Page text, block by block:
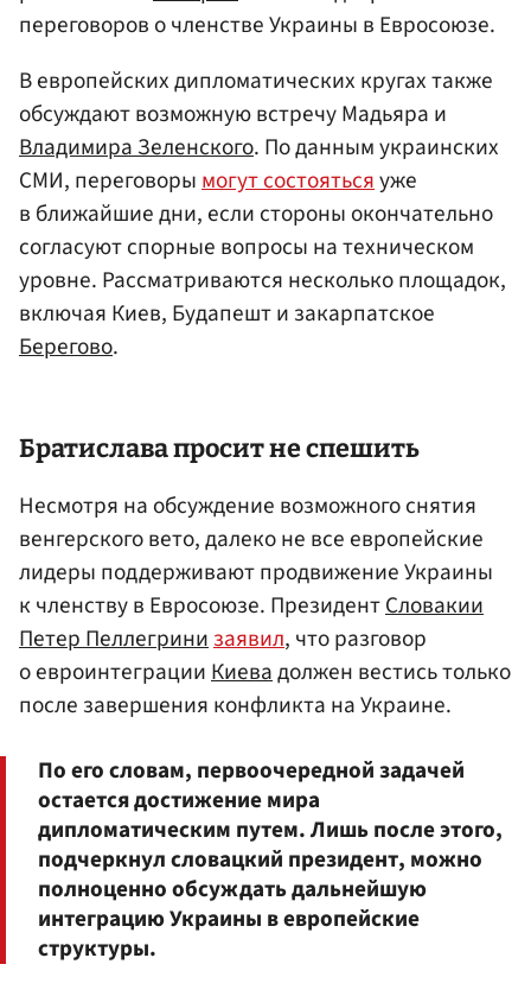
переговоров о членстве Украины в Евросоюзе.
В европейских дипломатических кругах также
обсуждают возможную встречу Мадьяра и
Владимира Зеленского. По данным украинских
СМИ, переговорымогут состоятьсяуже
в ближайшие дни, если стороны окончательно
согласуют спорные вопросы на техническом
уровне. Рассматриваются несколько площадок,
включая Киев, Будапешт и закарпатское
Берегово.
Братиславапросит не спешить
Несмотря на обсуждение возможного снятия
венгерского вето, далеко не все европейские
лидеры поддерживают продвижение Украины
к членству в Евросоюзе. ПрезидентСловакии
Петер Пеллегринизаявил, что разговор
о евроинтеграцииКиевадолжен вестись только
после завершения конфликта на Украине.
По его словам, первоочередной задачей
остается достижение мира
дипломатическим путем. Лишь после этого,
подчеркнул словацкий президент, можно
полноценно обсуждать дальнейшую
интеграцию Украины в европейские
структуры.